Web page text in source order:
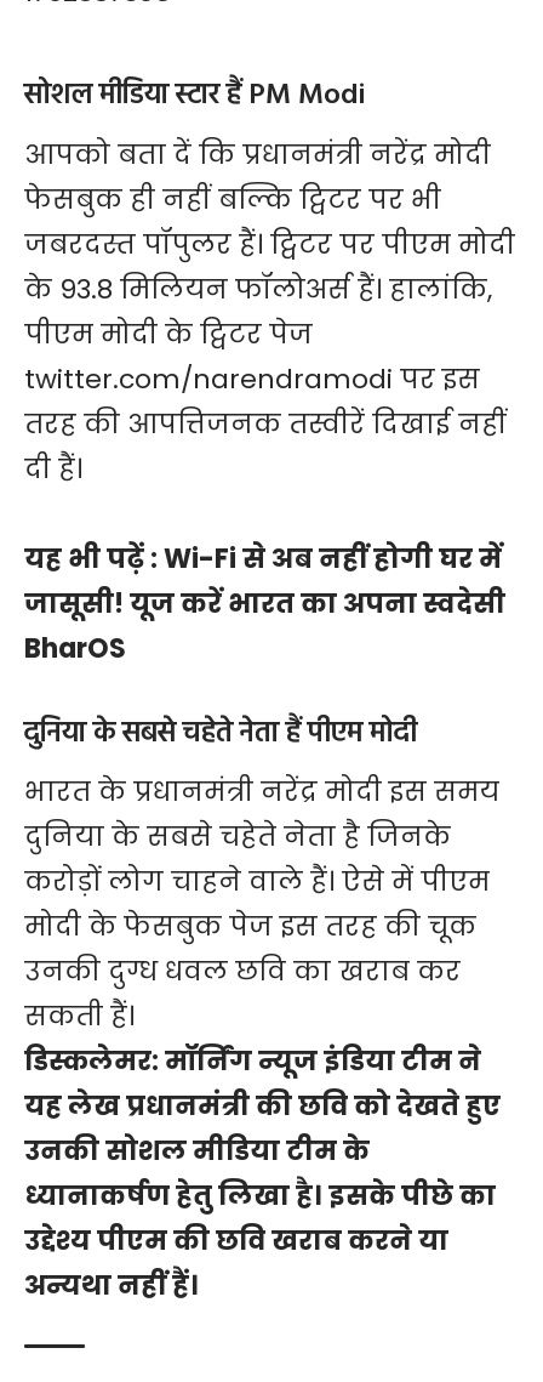
सोशल मीडिया स्टार हैं PM Modi
आपको बता दें कि प्रधानमंत्री नरेंद्र मोदी
फेसबुक ही नहीं ​बल्कि ट्विटर पर भी
जबरदस्त पॉपुलर हैं। ट्विटर पर पीएम मोदी
के 93.8 मिलियन फॉलोअर्स हैं। हालांकि,
पीएम मोदी के ट्विटर पेज
twitter.com/narendramodi पर इस
तरह की आपत्तिजनक तस्वीरें दिखाई नहीं
दी हैं।
यह भी पढ़ें :Wi-Fi से अब नहीं होगी घर में
जासूसी! यूज करें भारत का अपना स्वदेसी
BharOS
दुनिया के सबसे चहेते नेता हैं पीएम मोदी
भारत के प्रधानमंत्री नरेंद्र मोदी इस समय
दुनिया के सबसे चहेते नेता है जिनके
करोड़ों लोग चाहने वाले हैं। ऐसे में पीएम
मोदी के फेसबुक पेज इस तरह की चूक
उनकी दुग्ध धवल छवि का खराब कर
सकती हैं।
डिस्कलेमर: मॉर्निंग न्यूज इंडिया टीम ने
यह लेख प्रधानमंत्री की छवि को देखते हुए
उनकी सोशल मीडिया टीम के
ध्यानाकर्षण हेतु लिखा है। इसके पीछे का
उद्देश्य पीएम की छवि खराब करने या
अन्यथा नहीं हैं।